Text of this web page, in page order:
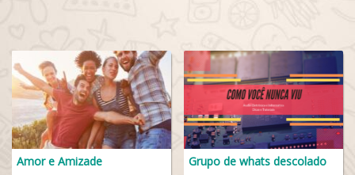
Amor e Amizade Grupo de whats descolado